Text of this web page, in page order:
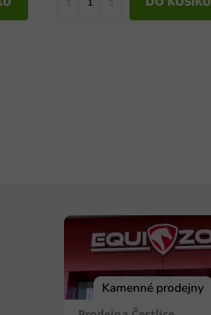
Kamenné prodejny